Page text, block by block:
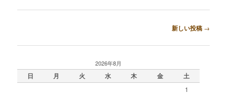
新しい投稿 →
2026年8月
日 月 火 水 木 金 土
1